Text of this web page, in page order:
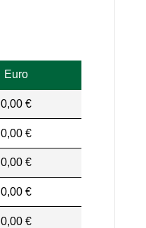
Euro
0,00 €
0,00 €
0,00 €
0,00 €
0,00 €